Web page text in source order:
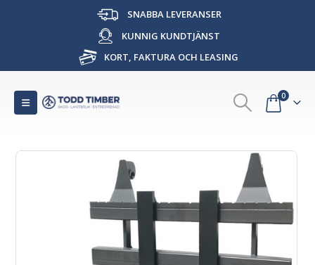
SNABBA LEVERANSER
KUNNIG KUNDTJÄNST
KORT, FAKTURA OCH LEASING
0